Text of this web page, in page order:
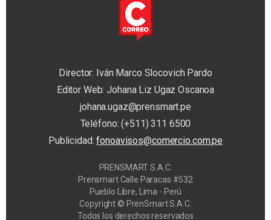
Director: Iván Marco Slocovich Pardo
Editor Web: Johana Liz Ugaz Oscanoa
johana.ugaz@prensmart.pe
Teléfono: (+511) 311 6500
Publicidad:fonoavisos@comercio.com.pe
PRENSMART S.A.C.
Prensmart Calle Paracas #532
Pueblo Libre, Lima - Perú
Copyright © PrenSmart S.A.C.
Todos los derechos reservados